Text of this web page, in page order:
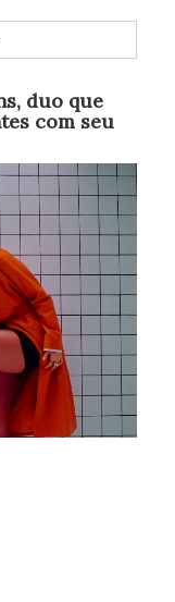
duo que
com seu